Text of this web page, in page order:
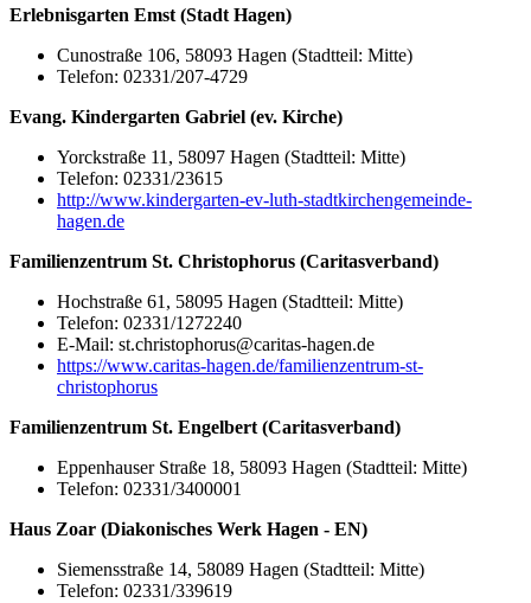
Erlebnisgarten Emst (Stadt Hagen)
Cunostraße 106, 58093 Hagen (Stadtteil: Mitte)
Telefon: 02331/207-4729
Evang. Kindergarten Gabriel (ev. Kirche)
Yorckstraße 11, 58097 Hagen (Stadtteil: Mitte)
Telefon: 02331/23615
http://www.kindergarten-ev-luth-stadtkirchengemeinde-
hagen.de
Familienzentrum St. Christophorus (Caritasverband)
Hochstraße 61, 58095 Hagen (Stadtteil: Mitte)
Telefon: 02331/1272240
E-Mail: st.christophorus@caritas-hagen.de
https://www.caritas-hagen.de/familienzentrum-st-
christophorus
Familienzentrum St. Engelbert (Caritasverband)
Eppenhauser Straße 18, 58093 Hagen (Stadtteil: Mitte)
Telefon: 02331/3400001
Haus Zoar (Diakonisches Werk Hagen - EN)
Siemensstraße 14, 58089 Hagen (Stadtteil: Mitte)
Telefon: 02331/339619